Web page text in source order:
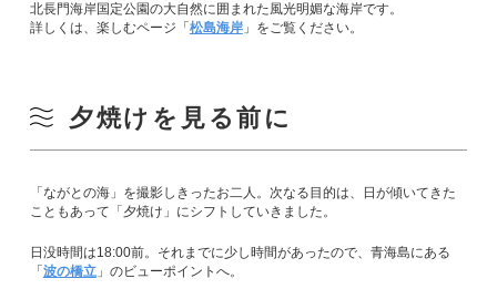
北長門海岸国定公園の大自然に囲まれた風光明媚な海岸です。
詳しくは、楽しむページ「 松島海岸」をご覧ください。
夕焼けを見る前に
「ながとの海」を撮影しきったお二人。次なる目的は、日が傾いてきた
こともあって「夕焼け」にシフトしていきました。
日没時間は18:00前。それまでに少し時間があったので、青海島にある
「 波の橋立」のビューポイントへ。